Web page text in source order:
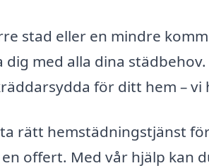
stad eller en mindre
med alla dina
för ditt hem –
rätt hemstädningstjänst
offert. Med vår hjälp kan